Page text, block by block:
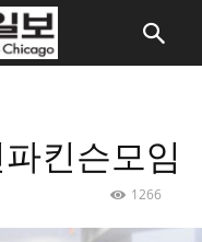
킨슨모임
1266